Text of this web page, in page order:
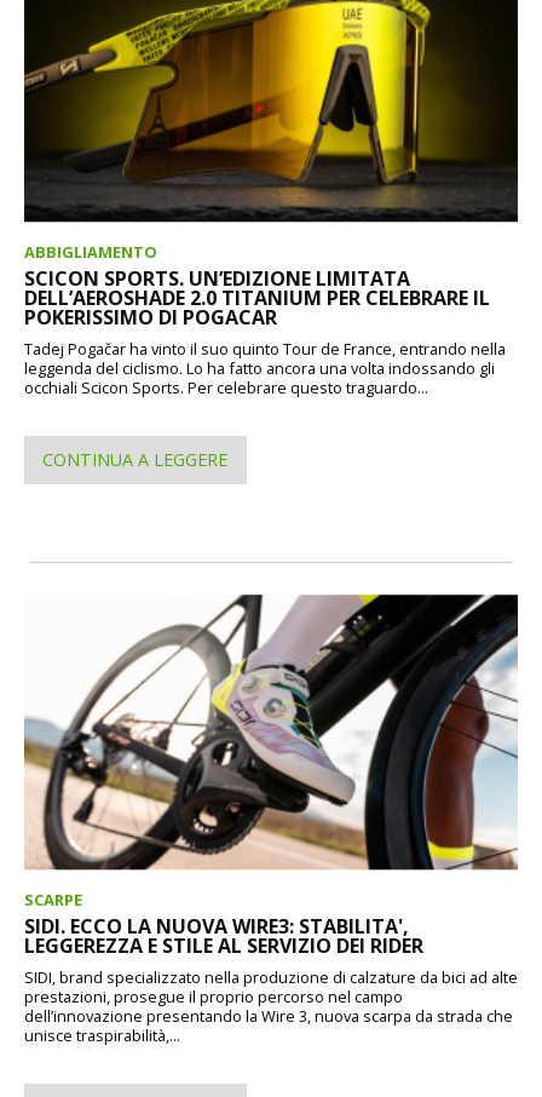
ABBIGLIAMENTO
SCICON SPORTS. UN’EDIZIONE LIMITATA
DELL’AEROSHADE 2.0 TITANIUM PER CELEBRARE IL
POKERISSIMO DI POGACAR
Tadej Pogačar ha vinto il suo quinto Tour de France, entrando nella
leggenda del ciclismo. Lo ha fatto ancora una volta indossando gli
occhiali Scicon Sports. Per celebrare questo traguardo...
CONTINUA A LEGGERE
SCARPE
SIDI. ECCO LA NUOVA WIRE3: STABILITA',
LEGGEREZZA E STILE AL SERVIZIO DEI RIDER
SIDI, brand specializzato nella produzione di calzature da bici ad alte
prestazioni, prosegue il proprio percorso nel campo
dell’innovazione presentando la Wire 3, nuova scarpa da strada che
unisce traspirabilità,...